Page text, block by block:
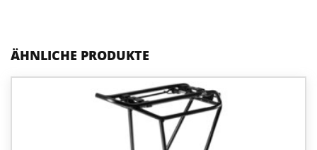
ÄHNLICHE PRODUKTE